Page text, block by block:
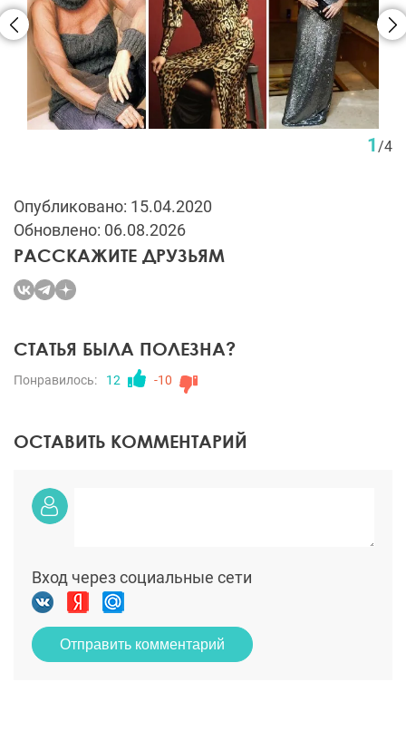
1/4
Опубликовано: 15.04.2020
Обновлено: 06.08.2026
РАССКАЖИТЕ ДРУЗЬЯМ
СТАТЬЯ БЫЛА ПОЛЕЗНА?
Понравилось: 12 -10
ОСТАВИТЬ КОММЕНТАРИЙ
Вход через социальные сети
Отправить комментарий